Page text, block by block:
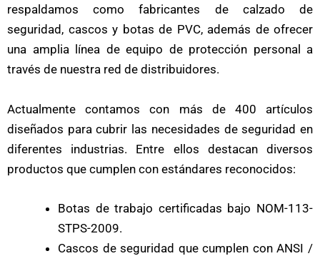
respaldamos como fabricantes de calzado de
seguridad, cascos y botas de PVC, además de ofrecer
una amplia línea de equipo de protección personal a
través de nuestra red de distribuidores.
Actualmente contamos con más de 400 artículos
diseñados para cubrir las necesidades de seguridad en
diferentes industrias. Entre ellos destacan diversos
productos que cumplen con estándares reconocidos:
Botas de trabajo certificadas bajo NOM-113-
STPS-2009.
Cascos de seguridad que cumplen con ANSI /